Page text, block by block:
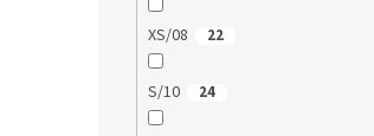
XS/08 22
S/10 24